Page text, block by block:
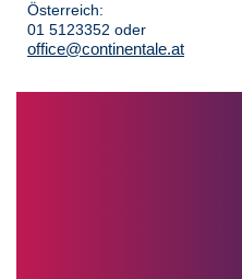
Österreich:
01 5123352 oder
office@continentale.at